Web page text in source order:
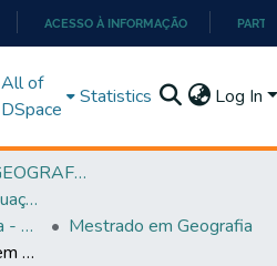
PARA
O
ACESSO À INFORMAÇÃO
All of
DSpace
Statistics Log In
INSTITUTO DE GEOGRAFIA
Programa de Pós-Graduação em Geografia - PPGGEO
Mestrado em Geografia - PPGGEO
Mestrado em Geografia
Formação profissional em geografia: a graduação no Campus Catalão/UFG e os projetos pedagógicos de 1992, 2005 e 2009